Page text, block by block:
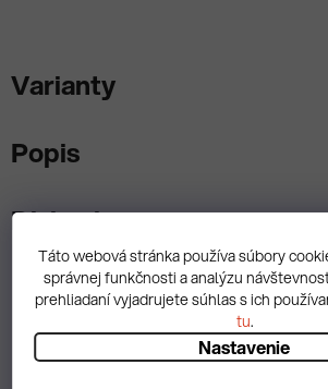
Táto webová stránka používa súbory
správnej funkčnosti a analýzu
prehliadaní vyjadrujete súhlas s ich
tu.
Nastavenie
Varianty
Popis
Diskusia
Spätná